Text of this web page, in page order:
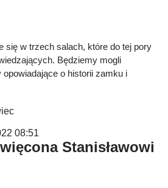
się w trzech salach, które do tej pory
Będziemy mogli
o historii zamku i
08:51
Stanisławowi